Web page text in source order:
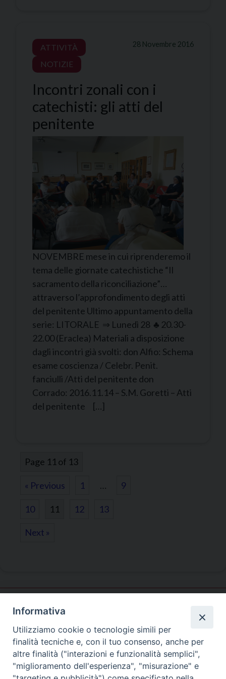
28 Novembre 2016
ATTIVITÀ
NOTIZIE
Incontri zonali con i
catechisti: gli atti del
penitente
NOVEMBRE mese in cui riprenderemo il
tema delle giornate catechistiche “Il
sacramento della riconciliazione”…
attraverso l’approfondimento degli atti
del penitente Ultimo appuntamento della
serie: LITORALE ⇒ Lunedì 28 ♣ 20.30-
22.00 (Eraclea) Materiali a disposizione
dagli incontri già svolti: don Alfio: Schema
esame coscienza / Celebr. Penit.
fanciulli /Atti del penitente don
Corrado: 2016.11.14 – S.M. Goretti – Atti
del penitente […]
Page 11 of 13
« Previous 1 … 9
10 11 12 13
Next »
Evangelizzazione
e Catechesi
SEDE PRINCIPALE
Informativa
Utilizziamo cookie o tecnologie simili per
finalità tecniche e, con il tuo consenso, anche per
altre finalità ("interazioni e funzionalità semplici",
"miglioramento dell'esperienza", "misurazione" e